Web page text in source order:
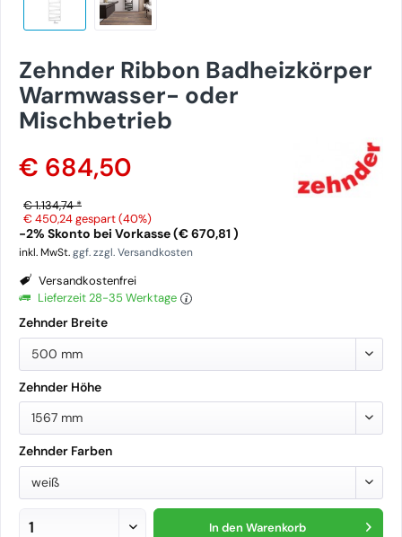
Zehnder Ribbon Badheizkörper
Warmwasser- oder
Mischbetrieb
€ 684,50
€ 1.134,74 *
€ 450,24gespart (40%)
-2% Skonto bei Vorkasse (€ 670,81 )
inkl. MwSt.ggf. zzgl. Versandkosten
Versandkostenfrei
Lieferzeit 28-35 Werktage
Zehnder Breite
500 mm
Zehnder Höhe
1567 mm
Zehnder Farben
weiß
In den Warenkorb